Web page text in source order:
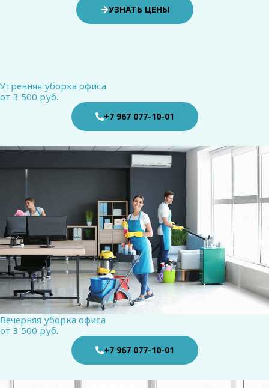
УЗНАТЬ ЦЕНЫ
Утренняя уборка офиса
от 3 500 руб.
+7 967 077-10-01
Вечерняя уборка офиса
от 3 500 руб.
+7 967 077-10-01